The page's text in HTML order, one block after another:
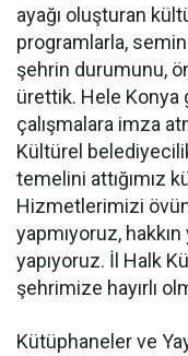
ayağı oluşturan
programlarla,
şehrin durumunu,
ürettik. Hele Konya
çalışmalara imza
Kültürel
temelini attığımız
Hizmetlerimizi
yapmıyoruz,
yapıyoruz. İl Halk
şehrimize hayırlı
Kütüphaneler ve